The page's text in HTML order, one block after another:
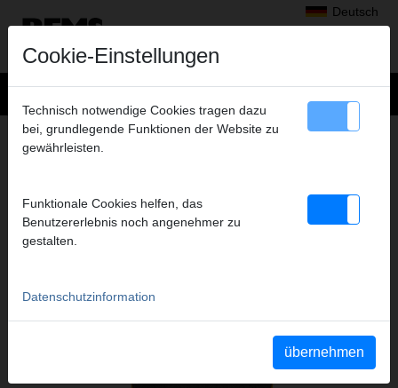
Deutsch
Produkte>Zubehör> REMS L-Boxx > L-Boxx mit Einlage für
PRESSRINGE VMPZ 2 1/2+3+4"
Art.-Nr. 571137 R
Systemkoffer L-Boxx mit Einlage für 3 verschiedene Pressringe
Katalogauszüge
Cookie-Einstellungen
Technisch notwendige Cookies tragen dazu
bei, grundlegende Funktionen der Website zu
gewährleisten.
Funktionale Cookies helfen, das
Benutzererlebnis noch angenehmer zu
gestalten.
Datenschutzinformation
übernehmen